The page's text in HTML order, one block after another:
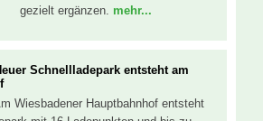
gezielt ergänzen. mehr...
Schnellladepark entsteht am
Wiesbadener Hauptbahnhof entsteht